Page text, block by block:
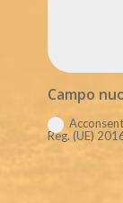
Campo
Reg. (UE)